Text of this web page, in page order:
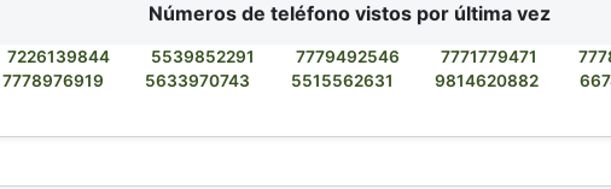
Números de teléfono vistos por última vez
7226139844 5539852291 7779492546 7771779471
7778976919
5633970743 5515562631 9814620882